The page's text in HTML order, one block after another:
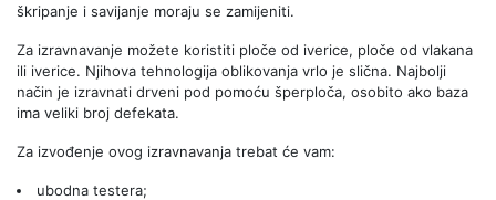
škripanje i savijanje moraju se zamijeniti.
Za izravnavanje možete koristiti ploče od iverice, ploče od vlakana
ili iverice. Njihova tehnologija oblikovanja vrlo je slična. Najbolji
način je izravnati drveni pod pomoću šperploča, osobito ako baza
ima veliki broj defekata.
Za izvođenje ovog izravnavanja trebat će vam:
ubodna testera;